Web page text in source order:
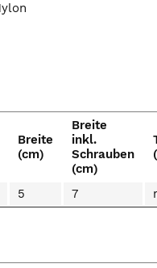
Breite
(cm)
Breite
inkl.
Schrauben
(cm)
5 7